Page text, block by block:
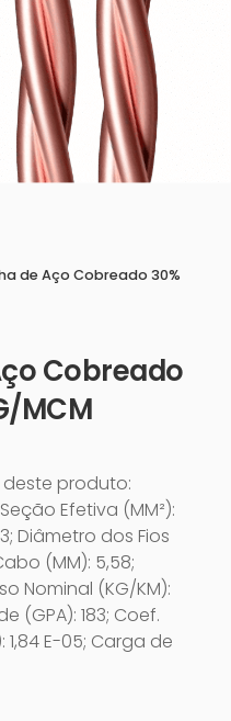
de Aço Cobreado 30%
Cobreado
MCM
produto:
Efetiva (MM²):
Diâmetro dos Fios
(MM): 5,58;
Nominal (KG/KM):
(GPA): 183; Coef.
1,84 E-05; Carga de